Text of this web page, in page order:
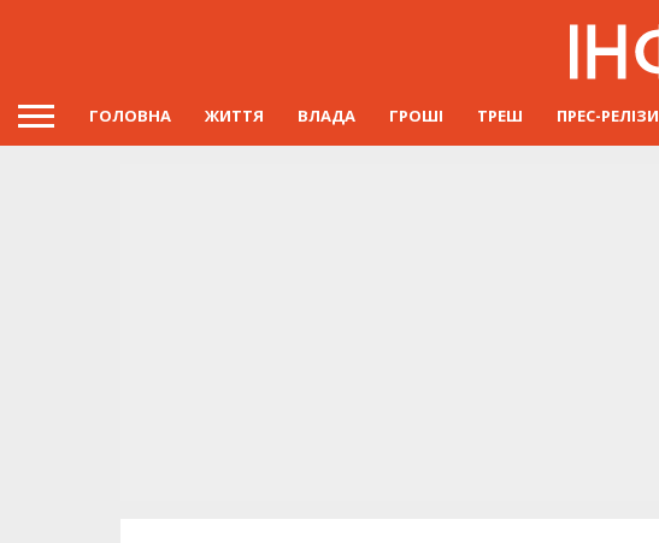
ГОЛОВНА ЖИТТЯ ВЛАДА ГРОШІ ТРЕШ ПРЕС-РЕЛІЗИ